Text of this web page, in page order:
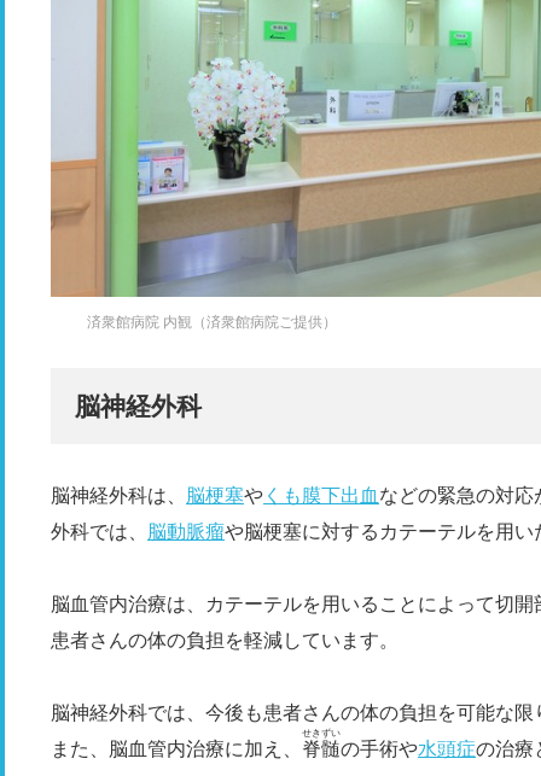
済衆館病院 内観（済衆館病院ご提供）
脳神経外科
脳神経外科は、 脳梗塞や くも膜下出血 などの緊急の対
外科では、
脳動脈瘤や脳梗塞に対するカテーテルを用
脳血管内治療は、カテーテルを用いることによって切
患者さんの体の負担を軽減しています。
脳神経外科では、今後も患者さんの体の負担を可能な
また、脳血管内治療に加え、 脊髄
せきずい
の手術や水頭症の治療